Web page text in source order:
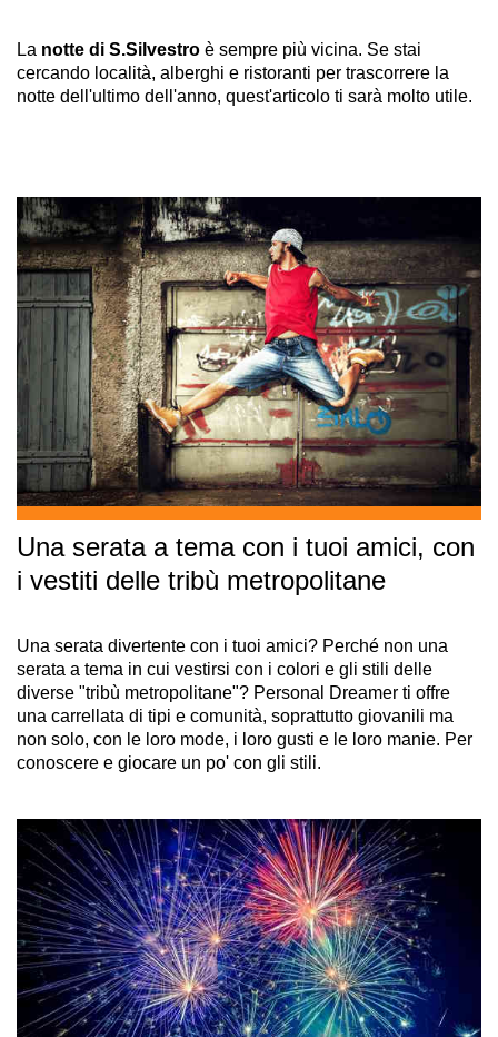
La notte di S.Silvestro è sempre più vicina. Se stai
cercando località, alberghi e ristoranti per trascorrere la
notte dell'ultimo dell'anno, quest'articolo ti sarà molto utile.
Una serata a tema con i tuoi amici, con
i vestiti delle tribù metropolitane
Una serata divertente con i tuoi amici? Perché non una
serata a tema in cui vestirsi con i colori e gli stili delle
diverse "tribù metropolitane"? Personal Dreamer ti offre
una carrellata di tipi e comunità, soprattutto giovanili ma
non solo, con le loro mode, i loro gusti e le loro manie. Per
conoscere e giocare un po' con gli stili.